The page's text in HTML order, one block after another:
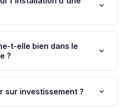
jusqu'à 10 000€ selon vos
PAC. Les CEE s'ajoutent.
gère tous vos dossiers
t-elle bien dans le
?
modernes fonctionnent
-20°C. Dans les Hauts-de-
sur investissement ?